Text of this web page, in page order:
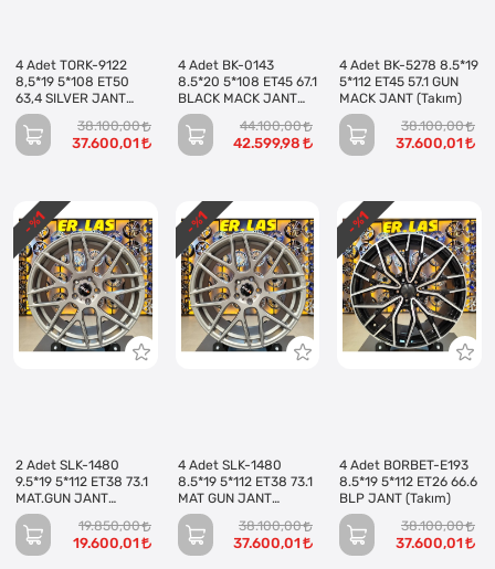
4 Adet TORK-9122
8,5*19 5*108 ET50
63,4 SILVER JANT
(Takım)
38.100,00
37.600,01
4 Adet BK-0143
8.5*20 5*108 ET45 67.1
BLACK MACK JANT
(Takım)
44.100,00
42.599,98
4 Adet BK-5278 8.5*19
5*112 ET45 57.1 GUN
MACK JANT (Takım)
38.100,00
37.600,01
2 Adet SLK-1480
9.5*19 5*112 ET38 73.1
MAT.GUN JANT
(Takım)
19.850,00
19.600,01
- %
1
4 Adet SLK-1480
8.5*19 5*112 ET38 73.1
MAT GUN JANT
(Takım)
38.100,00
37.600,01
- %
1
4 Adet BORBET-E193
8.5*19 5*112 ET26 66.6
BLP JANT (Takım)
38.100,00
37.600,01
- %
1